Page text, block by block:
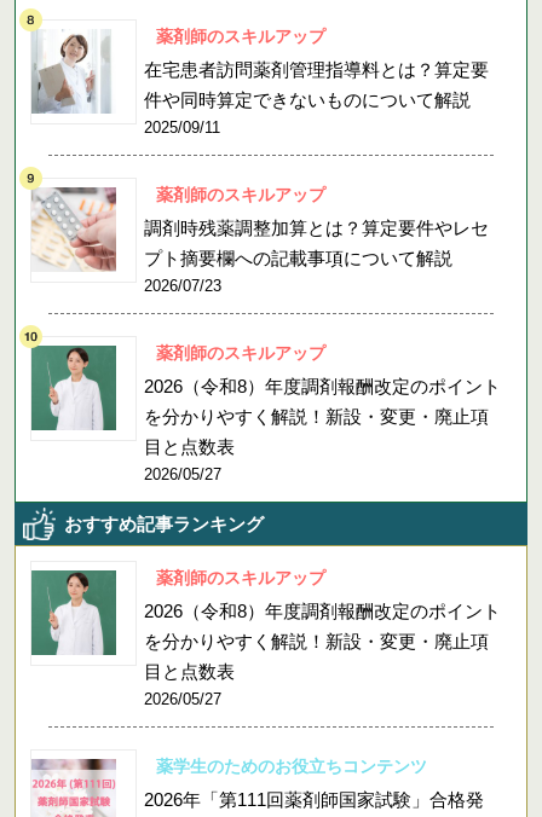
薬剤師のスキルアップ
在宅患者訪問薬剤管理指導料とは？算定要
件や同時算定できないものについて解説
2025/09/11
薬剤師のスキルアップ
調剤時残薬調整加算とは？算定要件やレセ
プト摘要欄への記載事項について解説
2026/07/23
薬剤師のスキルアップ
2026（令和8）年度調剤報酬改定のポイント
を分かりやすく解説！新設・変更・廃止項
目と点数表
2026/05/27
おすすめ記事ランキング
薬剤師のスキルアップ
2026（令和8）年度調剤報酬改定のポイント
を分かりやすく解説！新設・変更・廃止項
目と点数表
2026/05/27
薬学生のためのお役立ちコンテンツ
2026年「第111回薬剤師国家試験」合格発